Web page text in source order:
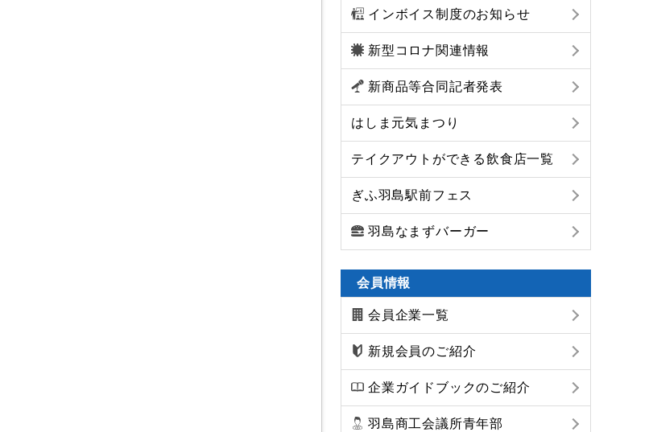
インボイス制度のお知らせ
新型コロナ関連情報
新商品等合同記者発表
はしま元気まつり
テイクアウトができる飲食店一覧
ぎふ羽島駅前フェス
羽島なまずバーガー
会員情報
会員企業一覧
新規会員のご紹介
企業ガイドブックのご紹介
羽島商工会議所青年部